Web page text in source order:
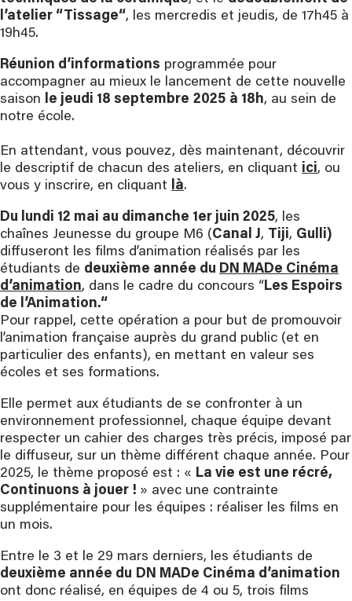
l’atelier “Tissage“, les mercredis et jeudis, de 17h45 à
19h45.
Réunion d’informations programmée pour
accompagner au mieux le lancement de cette nouvelle
saison le jeudi 18 septembre 2025 à 18h, au sein de
notre école.
En attendant, vous pouvez, dès maintenant, découvrir
le descriptif de chacun des ateliers, en cliquant ici, ou
vous y inscrire, en cliquant là.
Du lundi 12 mai au dimanche 1er juin 2025, les
chaînes Jeunesse du groupe M6 (Canal J, Tiji, Gulli)
diffuseront les films d’animation réalisés par les
étudiants de deuxième année du DN MADe Cinéma
d’animation, dans le cadre du concours “Les Espoirs
de l’Animation.“
Pour rappel, cette opération a pour but de promouvoir
l’animation française auprès du grand public (et en
particulier des enfants), en mettant en valeur ses
écoles et ses formations.
Elle permet aux étudiants de se confronter à un
environnement professionnel, chaque équipe devant
respecter un cahier des charges très précis, imposé par
le diffuseur, sur un thème différent chaque année. Pour
2025, le thème proposé est : « La vie est une récré,
Continuons à jouer ! » avec une contrainte
supplémentaire pour les équipes : réaliser les films en
un mois.
Entre le 3 et le 29 mars derniers, les étudiants de
deuxième année du DN MADe Cinéma d’animation
ont donc réalisé, en équipes de 4 ou 5, trois films